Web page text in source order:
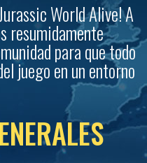
World Alive! A
resumidamente
para que todo
juego en un entorno